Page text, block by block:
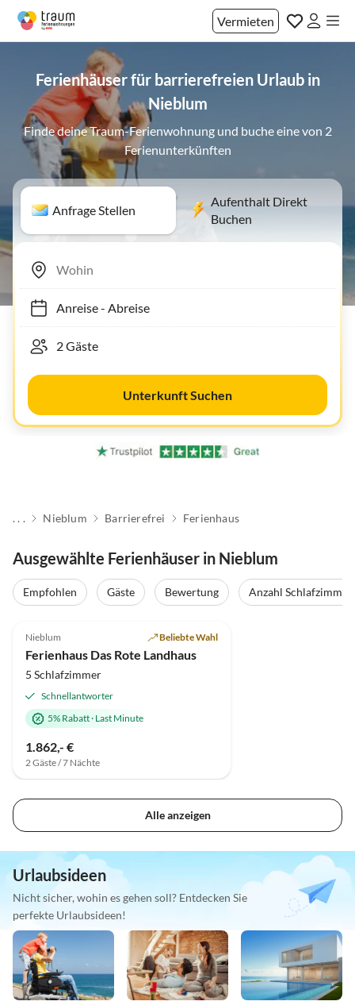
Vermieten
Ferienhäuser für barrierefreien Urlaub in
Nieblum
Finde deine Traum-Ferienwohnung und buche eine von 2
Ferienunterkünften
Anfrage Stellen
Aufenthalt Direkt
Buchen
Anreise- Abreise
Unterkunft Suchen
. . . Nieblum Barrierefrei Ferienhaus
Ausgewählte Ferienhäuser in Nieblum
Empfohlen Gäste Bewertung
Anzahl Schlafzimmer
Nieblum Beliebte Wahl
Ferienhaus Das Rote Landhaus
5 Schlafzimmer
Schnellantworter
5% Rabatt· Last Minute
1.862,- €
2 Gäste / 7 Nächte
Alle anzeigen
Urlaubsideen
Nicht sicher, wohin es gehen soll? Entdecken Sie
perfekte Urlaubsideen!